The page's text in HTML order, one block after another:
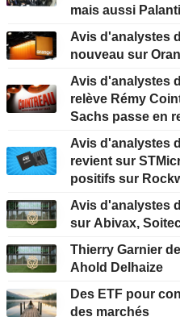
mais aussi
Avis d'analystes
nouveau sur
Avis d'analystes
relève Rémy
Sachs passe en
Avis d'analystes
revient sur
positifs sur
Avis d'analystes
sur Abivax,
Thierry Garnier
Ahold Delhaize
Des ETF pour
des marchés